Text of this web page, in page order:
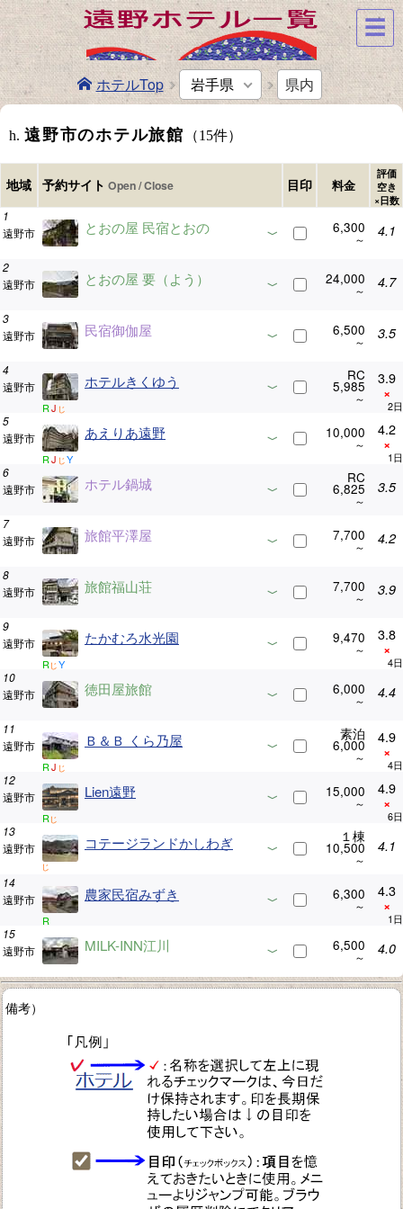
ホテルTop 岩手県 県内
h. 遠野市のホテル旅館 （15件）
地域 予約サイト 目印 料金
評価
空き
×日数
遠野市 とおの屋 民宿とおの 6,300 4.1
遠野市 とおの屋 要（よう） 24,000 4.7
遠野市 民宿御伽屋 6,500 3.5
遠野市 ホテルきくゆう
RJ じ
RC
5,985 3.9
×
遠野市 あえりあ遠野
RJ じ Y
10,000 4.2
×
遠野市 ホテル鍋城 RC
6,825 3.5
遠野市 旅館平澤屋 7,700 4.2
遠野市 旅館福山荘 7,700 3.9
遠野市 たかむろ水光園
R じ Y
9,470 3.8
×
遠野市 徳田屋旅館 6,000 4.4
遠野市 Ｂ＆Ｂ くら乃屋
RJ じ
素泊
6,000 4.9
×
遠野市 Lien遠野
R じ
15,000 4.9
×
遠野市 コテージランドかしわぎ
じ
１棟
10,500 4.1
遠野市 農家民宿みずき
R
6,300 4.3
×
遠野市 MILK-INN江川 6,500 4.0
備考）
☰